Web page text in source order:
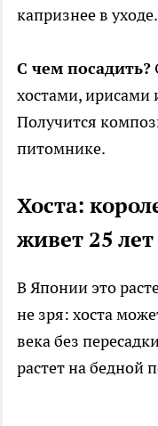
капризнее в уходе.
С чем посадить?
хостами, ирисами
Получится
питомнике.
Хоста:
живет 25 лет
В Японии это
не зря: хоста
века без
растет на бедной